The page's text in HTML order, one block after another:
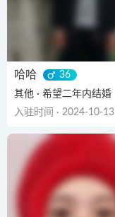
哈哈
36
其他 · 希望二年内结婚
入驻时间 · 2024-10-13